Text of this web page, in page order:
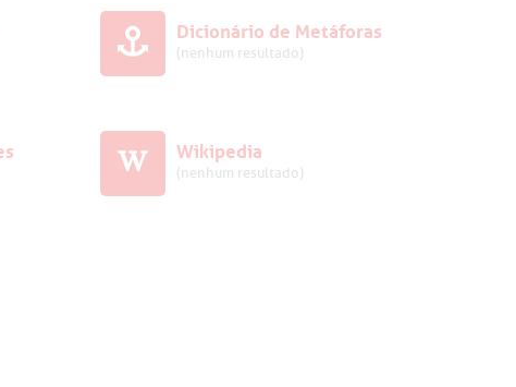
Dicionário de Metáforas
(nenhum resultado)
Wikipedia
(nenhum resultado)